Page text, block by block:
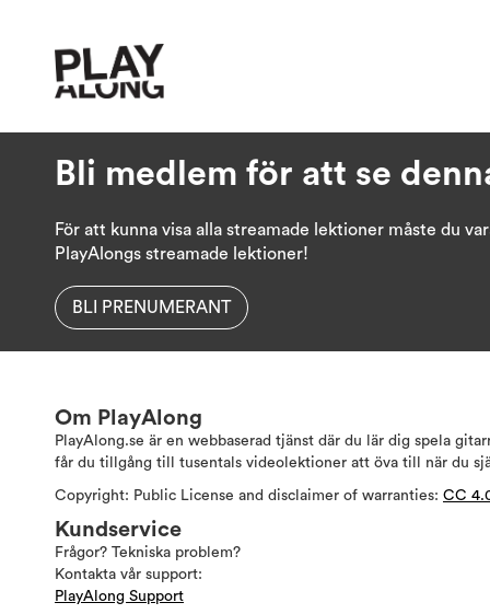
Bli medlem för att se
För att kunna visa alla streamade lektioner måste du
PlayAlongs streamade lektioner!
BLI PRENUMERANT
Om PlayAlong
PlayAlong.se är en webbaserad tjänst där du lär dig spela
får du tillgång till tusentals videolektioner att öva till när du
Copyright: Public License and disclaimer of warranties: CC
Kundservice
Frågor? Tekniska problem?
Kontakta vår support:
PlayAlong Support